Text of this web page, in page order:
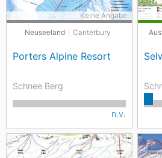
Neuseeland Canterbury
Porters Alpine Resort
Keine Angabe
Schnee Berg
n.v.